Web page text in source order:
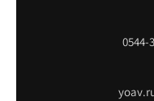
0544-